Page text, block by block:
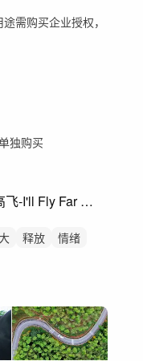
需购买企业授权，
独购买
希望大气宣传-展翅高飞-I'll Fly Far Away
释放
情绪